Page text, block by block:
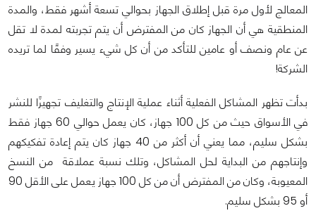
المعالج لأول مرة قبل إطلاق الجهاز بحوالي تسعة أشهر فقط، والمدة
المنطقية هي أن الجهاز كان من المفترض أن يتم تجربته لمدة لا تقل
عن عام ونصف أو عامين للتأكد من أن كل شيء يسير وفقًا لما تريده
الشركة!
بدأت تظهر المشاكل الفعلية أثناء عملية الإنتاج والتغليف تجهيزًا للنشر
في الأسواق حيث من كل 100 جهاز، كان يعمل حوالي 60 جهاز فقط
بشكل سليم، مما يعني أن أكثر من 40 جهاز كان يتم إعادة تفكيكهم
وإنتاجهم من البداية لحل المشاكل، وتلك نسبة عملاقة من النسخ
المعيوبة، وكان من المفترض أن من كل 100 جهاز يعمل على الأقل 90
أو 95 بشكل سليم.